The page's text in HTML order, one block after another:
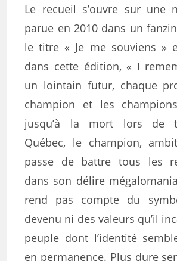
Le recueil s’ouvre sur une
parue en 2010 dans un
le titre « Je me souviens »
dans cette édition, « I
un lointain futur, chaque
champion et les
jusqu’à la mort lors de
Québec, le champion,
passe de battre tous les
dans son délire
rend pas compte du
devenu ni des valeurs qu’il
peuple dont l’identité
en permanence. Plus dure